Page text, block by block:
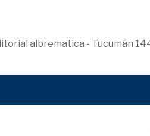
albrematica - Tucumán